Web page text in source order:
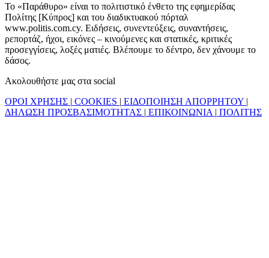
Το «Παράθυρο» είναι το πολιτιστικό ένθετο της εφημερίδας
Πολίτης [Κύπρος] και του διαδικτυακού πόρταλ
www.politis.com.cy. Ειδήσεις, συνεντεύξεις, συναντήσεις,
ρεπορτάζ, ήχοι, εικόνες – κινούμενες και στατικές, κριτικές
προσεγγίσεις, λοξές ματιές. Βλέπουμε το δέντρο, δεν χάνουμε το
δάσος.
Ακολουθήστε μας στα social
ΟΡΟΙ ΧΡΗΣΗΣ | COOKIES | ΕΙΔΟΠΟΙΗΣΗ ΑΠΟΡΡΗΤΟΥ |
ΔΗΛΩΣΗ ΠΡΟΣΒΑΣΙΜΟΤΗΤΑΣ | ΕΠΙΚΟΙΝΩΝΙΑ | ΠΟΛΙΤΗΣ